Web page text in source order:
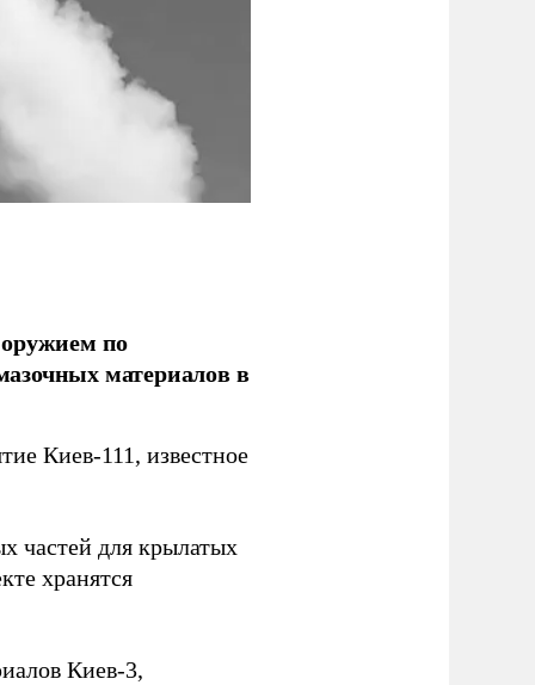
по
материалов в
Киев-111, известное
частей для крылатых
хранятся
Киев-3,